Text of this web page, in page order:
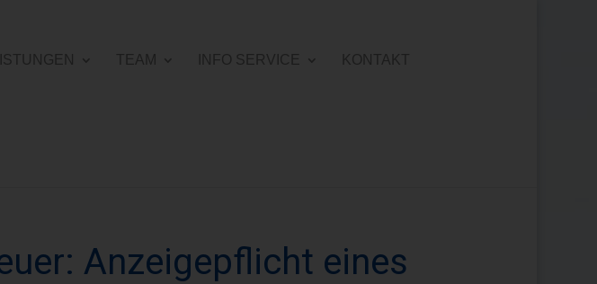
TEAM INFO SERVICE KONTAKT
Anzeigepflicht eines